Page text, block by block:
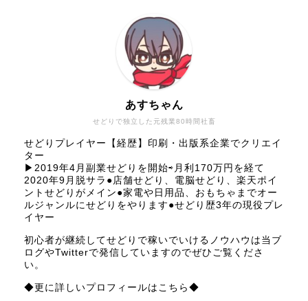
せどりで独立した元残業80時間社畜
あすちゃん
せどりプレイヤー【経歴】印刷・出版系企業でクリエイ
ター
▶︎2019年4月副業せどりを開始⇨月利170万円を経て
2020年9月脱サラ●店舗せどり、電脳せどり、楽天ポイ
ントせどりがメイン●家電や日用品、おもちゃまでオー
ルジャンルにせどりをやります●せどり歴3年の現役プレ
イヤー
初心者が継続してせどりで稼いでいけるノウハウは当ブ
ログやTwitterで発信していますのでぜひご覧くださ
い。
◆更に詳しいプロフィールはこちら◆